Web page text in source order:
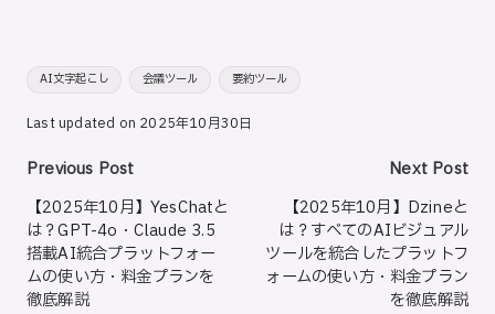
Tags:
AI文字起こし 会議ツール 要約ツール
Last updated on 2025年10月30日
Post
navigation
Previous Post
【2025年10月】YesChatと
は？GPT-4o・Claude 3.5
搭載AI統合プラットフォー
ムの使い方・料金プランを
徹底解説
Next Post
【2025年10月】Dzineと
は？すべてのAIビジュアル
ツールを統合したプラットフ
ォームの使い方・料金プラン
を徹底解説